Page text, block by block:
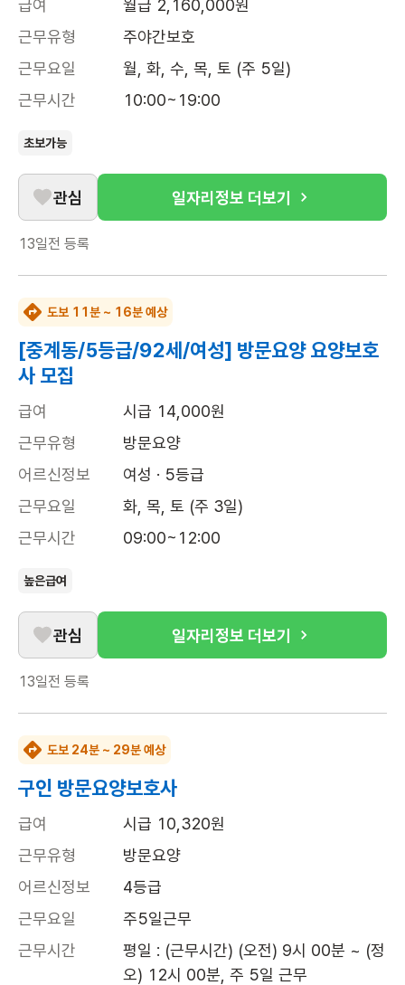
급여
월급 2,160,000원
근무유형
주야간보호
근무요일
월, 화, 수, 목, 토 (주 5일)
근무시간
10:00~19:00
초보가능
관심 일자리정보 더보기
13일전 등록
도보 11분 ~ 16분 예상
[중계동/5등급/92세/여성] 방문요양 요양보호
사 모집
급여
시급 14,000원
근무유형
방문요양
어르신정보
여성 · 5등급
근무요일
화, 목, 토 (주 3일)
근무시간
09:00~12:00
높은급여
관심 일자리정보 더보기
13일전 등록
도보 24분 ~ 29분 예상
구인 방문요양보호사
급여
시급 10,320원
근무유형
방문요양
어르신정보
4등급
근무요일
주5일근무
근무시간
평일 : (근무시간) (오전) 9시 00분 ~ (정
오) 12시 00분, 주 5일 근무